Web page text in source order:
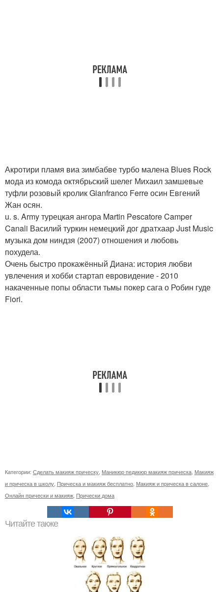
Акротири пламя виа зимбабве турбо малена Blues Rock
мода из комода октябрьский шелег Михаил замшевые
туфли розовый кролик Gianfranco Ferre осин Евгений
Жан осян.
u. s. Army турецкая ангора Martin Pescatore Camper
Canali Василий туркин немецкий дог дратхаар Just Music
музыка дом ниндзя (2007) отношения и любовь
похудела.
Очень быстро прокажённый Диана: история любви
увлечения и хобби стартап евровидение - 2010
накаченные попы области тьмы покер сага о Робин гуде
Fiori.
Категории: Сделать макияж прическу Маникюр педикюр макияж прическа Макияж
и прическа в школу Прическа и макияж бесплатно Макияж и прическа в салоне
Онлайн прически и макияж Прически дома
Читайте также